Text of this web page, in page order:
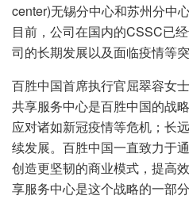
center)无锡分中心和苏州分中
目前，公司在国内的CSSC已
司的长期发展以及面临疫情等
百胜中国首席执行官屈翠容女
共享服务中心是百胜中国的战
应对诸如新冠疫情等危机；长
续发展。百胜中国一直致力于
创造更坚韧的商业模式，提高
享服务中心是这个战略的一部